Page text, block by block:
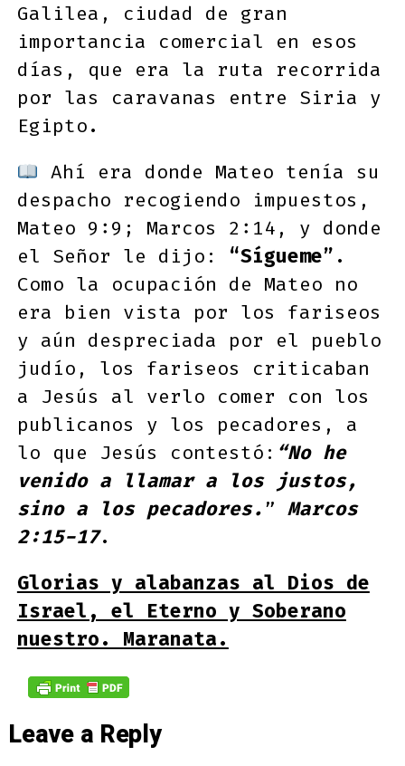
Galilea, ciudad de gran
importancia comercial en esos
días, que era la ruta recorrida
por las caravanas entre Siria y
Egipto.
Ahí era donde Mateo tenía su
despacho recogiendo impuestos,
Mateo 9:9; Marcos 2:14, y donde
el Señor le dijo: “Sígueme” .
Como la ocupación de Mateo no
era bien vista por los fariseos
y aún despreciada por el pueblo
judío, los fariseos criticaban
a Jesús al verlo comer con los
publicanos y los pecadores, a
lo que Jesús contestó: “No he
venido a llamar a los justos,
sino a los pecadores.” Marcos
2:15-17.
Glorias y alabanzas al Dios de
Israel, el Eterno y Soberano
nuestro. Maranata.
Leave a Reply